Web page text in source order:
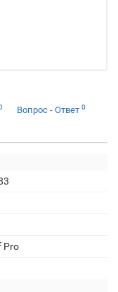
Вопрос - Ответ 0
Pro